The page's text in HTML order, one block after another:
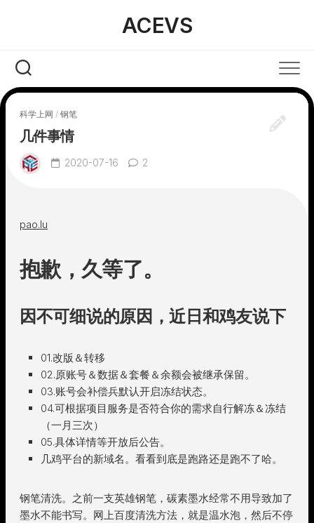
ACEVS
科学上网 / 钢笔
几件事情
2020-07-16 2
pao.lu
抱歉，久等了。
因不可细说的原因，近日和鸡友说下
01.改版＆转移
02.原账号＆数据＆套餐＆余额会被继承保留。
03.账号会补偿兵默认开启冻结状态。
04.可根据项目服务是否符合你的需求自行解冻＆冻结
（一月三次）
05.具体详情等开放后公告。
几鸡平台的新域名。看看到底是跑路还是跑不了哈。
钢笔清洗。之前一支英雄钢笔，碳素墨水经常不用导致加了
墨水不能书写。网上百度清洗方法，就是温水泡，然后不停